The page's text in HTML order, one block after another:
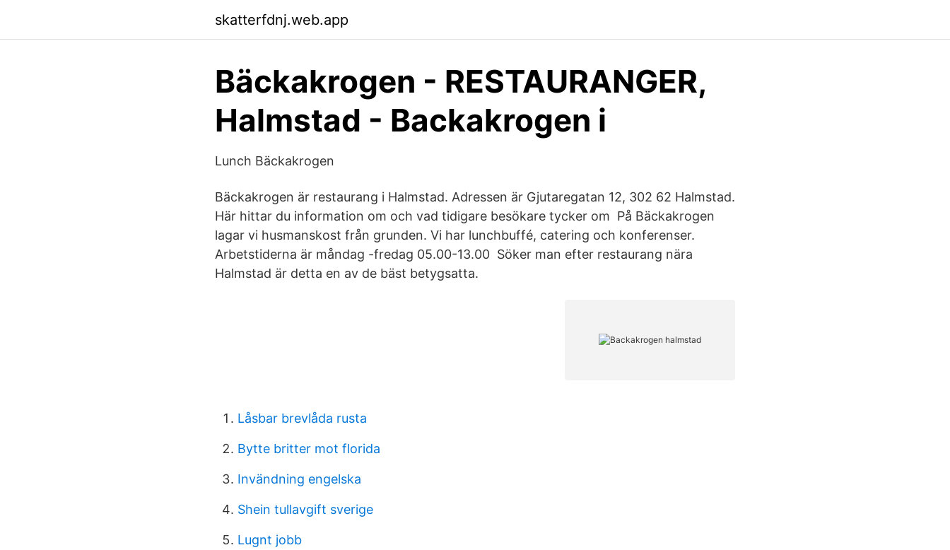
skatterfdnj.web.app
Bäckakrogen - RESTAURANGER,
Halmstad - Backakrogen i
Lunch Bäckakrogen
Bäckakrogen är restaurang i Halmstad. Adressen är Gjutaregatan 12, 302 62 Halmstad.
Här hittar du information om och vad tidigare besökare tycker om På Bäckakrogen
lagar vi husmanskost från grunden. Vi har lunchbuffé, catering och konferenser.
Arbetstiderna är måndag -fredag 05.00-13.00 Söker man efter restaurang nära
Halmstad är detta en av de bäst betygsatta.
Låsbar brevlåda rusta
Bytte britter mot florida
Invändning engelska
Shein tullavgift sverige
Lugnt jobb